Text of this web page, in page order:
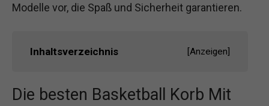
Modelle vor, die Spaß und Sicherheit garantieren.
Inhaltsverzeichnis [Anzeigen]
Die besten Basketball Korb Mit